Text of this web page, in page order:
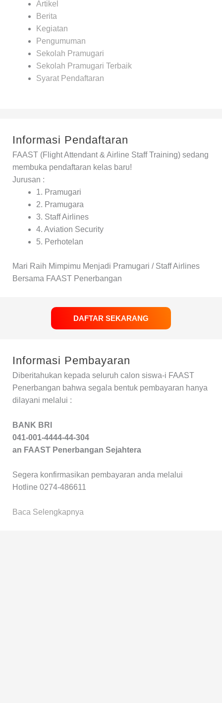
Artikel
Berita
Kegiatan
Pengumuman
Sekolah Pramugari
Sekolah Pramugari Terbaik
Syarat Pendaftaran
Informasi Pendaftaran
FAAST (Flight Attendant & Airline Staff Training) sedang
membuka pendaftaran kelas baru!
Jurusan :
1. Pramugari
2. Pramugara
3. Staff Airlines
4. Aviation Security
5. Perhotelan
Mari Raih Mimpimu Menjadi Pramugari / Staff Airlines
Bersama FAAST Penerbangan
DAFTAR SEKARANG
Informasi Pembayaran
Diberitahukan kepada seluruh calon siswa-i FAAST
Penerbangan bahwa segala bentuk pembayaran hanya
dilayani melalui :
BANK BRI
041-001-4444-44-304
an FAAST Penerbangan Sejahtera
Segera konfirmasikan pembayaran anda melalui
Hotline 0274-486611
Baca Selengkapnya